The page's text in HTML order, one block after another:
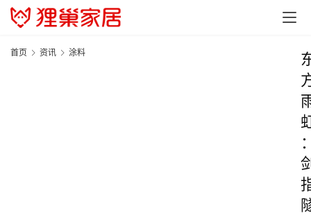
首页 资讯 涂料